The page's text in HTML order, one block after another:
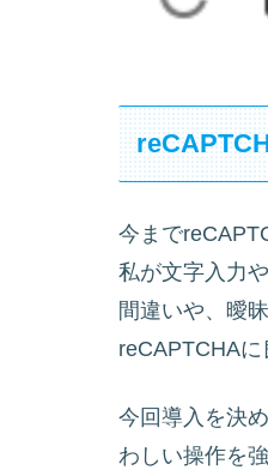
今まで
私が文字入力
間違いや、曖
reCAPTCHAに
今回導入を決
わしい操作を